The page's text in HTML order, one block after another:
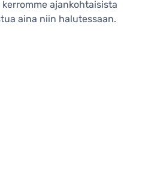
ajankohtaisista
aina niin halutessaan.